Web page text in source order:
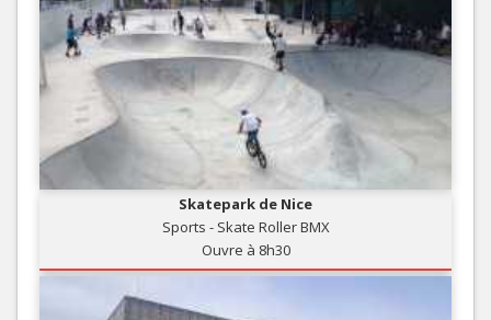
Skatepark de Nice
Sports - Skate Roller BMX
Ouvre à 8h30